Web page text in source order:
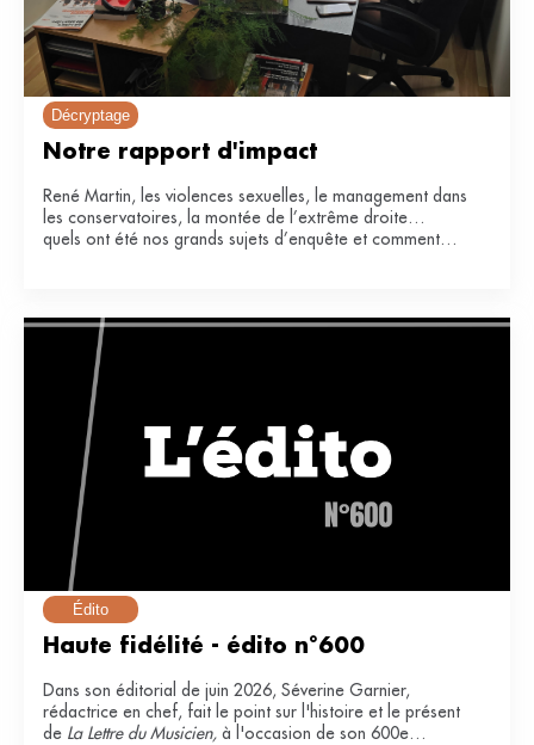
Décryptage
Notre rapport d'impact
René Martin, les violences sexuelles, le management dans
les conservatoires, la montée de l’extrême droite…
quels ont été nos grands sujets d’enquête et comment
Édito
Haute fidélité - édito n°600
Dans son éditorial de juin 2026, Séverine Garnier,
rédactrice en chef, fait le point sur l'histoire et le présent
de La Lettre du Musicien, à l'occasion de son 600e